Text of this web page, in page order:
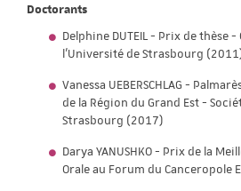
Doctorants
Delphine DUTEIL - Prix de thèse
l'Université de Strasbourg
Vanessa UEBERSCHLAG -
de la Région du Grand Est -
Strasbourg (2017)
Darya YANUSHKO - Prix de la
Orale au Forum du Canceropole